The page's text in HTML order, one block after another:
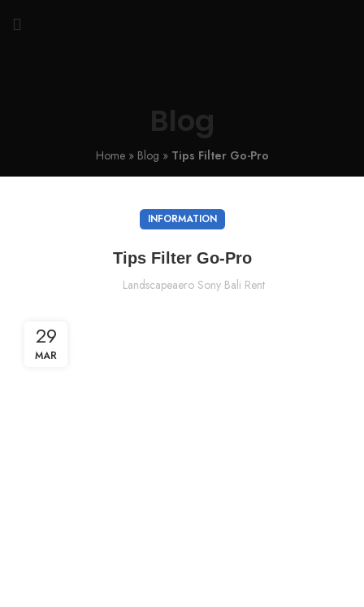
Blog
Home» Blog » Tips Filter Go-Pro
INFORMATION
Tips Filter Go-Pro
Landscapeaero Sony Bali Rent
29
MAR